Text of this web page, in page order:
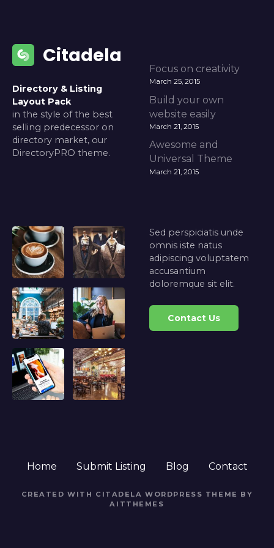
Citadela
Directory & Listing
Layout Pack
in the style of the best
selling predecessor on
directory market, our
DirectoryPRO theme.
Focus on creativity
March 25, 2015
Build your own
website easily
March 21, 2015
Awesome and
Universal Theme
March 21, 2015
Sed perspiciatis unde
omnis iste natus
adipiscing voluptatem
accusantium
doloremque sit elit.
Contact Us
Home Submit Listing Blog Contact
CREATED WITH CITADELA WORDPRESS THEME BY
AITTHEMES